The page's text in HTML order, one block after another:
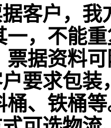
客户，
一，不能
票据资料
要求包
桶、铁桶